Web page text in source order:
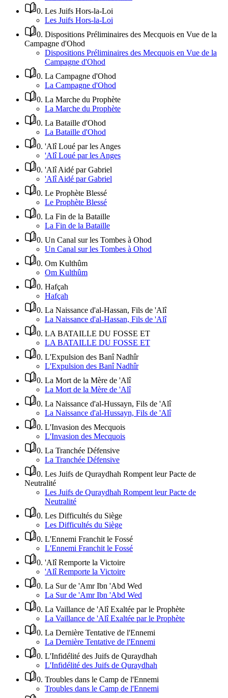
0. Les Juifs Hors-la-Loi
Les Juifs Hors-la-Loi
0. Dispositions Préliminaires des Mecquois en Vue de la
Campagne d'Ohod
Dispositions Préliminaires des Mecquois en Vue de la
Campagne d'Ohod
0. La Campagne d'Ohod
La Campagne d'Ohod
0. La Marche du Prophète
La Marche du Prophète
0. La Bataille d'Ohod
La Bataille d'Ohod
0. 'Alî Loué par les Anges
'Alî Loué par les Anges
0. 'Alî Aidé par Gabriel
'Alî Aidé par Gabriel
0. Le Prophète Blessé
Le Prophète Blessé
0. La Fin de la Bataille
La Fin de la Bataille
0. Un Canal sur les Tombes à Ohod
Un Canal sur les Tombes à Ohod
0. Om Kulthûm
Om Kulthûm
0. Hafçah
Hafçah
0. La Naissance d'al-Hassan, Fils de 'Alî
La Naissance d'al-Hassan, Fils de 'Alî
0. LA BATAILLE DU FOSSE ET
LA BATAILLE DU FOSSE ET
0. L'Expulsion des Banî Nadhîr
L'Expulsion des Banî Nadhîr
0. La Mort de la Mère de 'Alî
La Mort de la Mère de 'Alî
0. La Naissance d'al-Hussayn, Fils de 'Alî
La Naissance d'al-Hussayn, Fils de 'Alî
0. L'Invasion des Mecquois
L'Invasion des Mecquois
0. La Tranchée Défensive
La Tranchée Défensive
0. Les Juifs de Quraydhah Rompent leur Pacte de
Neutralité
Les Juifs de Quraydhah Rompent leur Pacte de
Neutralité
0. Les Difficultés du Siège
Les Difficultés du Siège
0. L'Ennemi Franchit le Fossé
L'Ennemi Franchit le Fossé
0. 'Alî Remporte la Victoire
'Alî Remporte la Victoire
0. La Sur de 'Amr Ibn 'Abd Wed
La Sur de 'Amr Ibn 'Abd Wed
0. La Vaillance de 'Alî Exaltée par le Prophète
La Vaillance de 'Alî Exaltée par le Prophète
0. La Dernière Tentative de l'Ennemi
La Dernière Tentative de l'Ennemi
0. L'Infidélité des Juifs de Quraydhah
L'Infidélité des Juifs de Quraydhah
0. Troubles dans le Camp de l'Ennemi
Troubles dans le Camp de l'Ennemi